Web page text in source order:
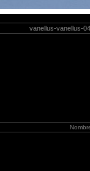
vanellus-vanellus-